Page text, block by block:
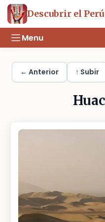
Descubrir el Perú
Menu
← Anterior ↑ Subir